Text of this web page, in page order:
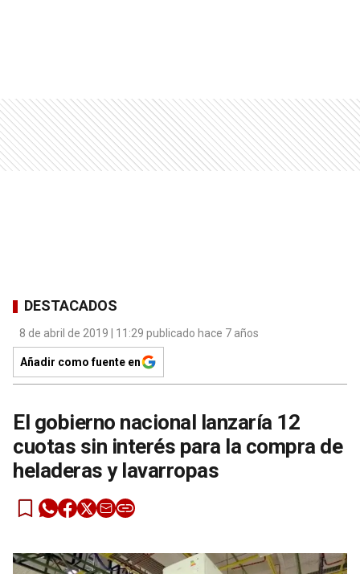
DESTACADOS
8 de abril de 2019 | 11:29 publicado hace 7 años
Añadir como fuente en
El gobierno nacional lanzaría 12
cuotas sin interés para la compra de
heladeras y lavarropas